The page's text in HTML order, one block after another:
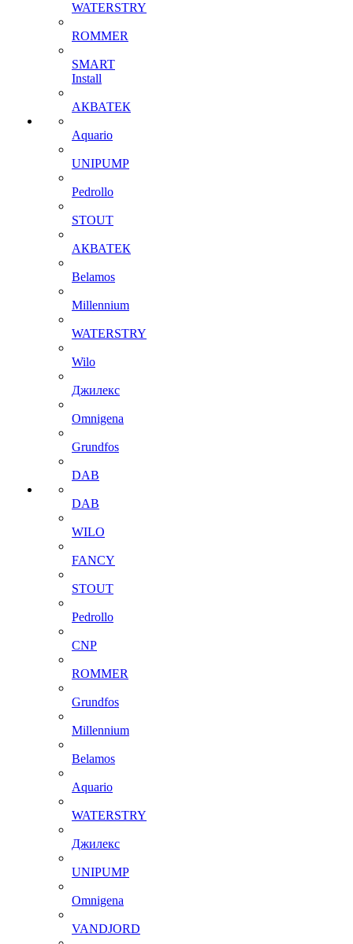
WATERSTRY
ROMMER
SMART
Install
АКВАТЕК
Aquario
UNIPUMP
Pedrollo
STOUT
АКВАТЕК
Belamos
Millennium
WATERSTRY
Wilo
Джилекс
Omnigena
Grundfos
DAB
DAB
WILO
FANCY
STOUT
Pedrollo
CNP
ROMMER
Grundfos
Millennium
Belamos
Aquario
WATERSTRY
Джилекс
UNIPUMP
Omnigena
VANDJORD